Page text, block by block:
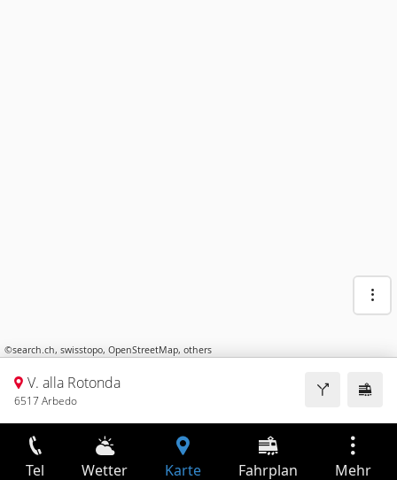
©search.ch, swisstopo, OpenStreetMap, others
V. alla Rotonda
6517 Arbedo
Tel Wetter Karte Fahrplan Mehr